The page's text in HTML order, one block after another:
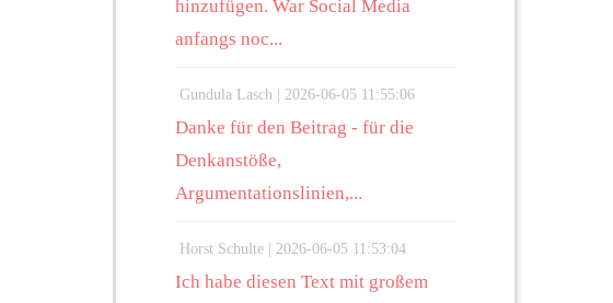
hinzufügen. War Social Media
anfangs noc...
Gundula Lasch | 2026-06-05 11:55:06
Danke für den Beitrag - für die
Denkanstöße,
Argumentationslinien,...
Horst Schulte | 2026-06-05 11:53:04
Ich habe diesen Text mit großem